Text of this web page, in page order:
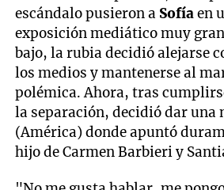
escándalo pusieron a Sofíaen
exposición mediático muy
bajo, la rubia decidió alejarse
los medios y mantenerse al
polémica. Ahora, tras
la separación, decidió dar una
(América) donde apuntó
hijo de Carmen Barbieri y